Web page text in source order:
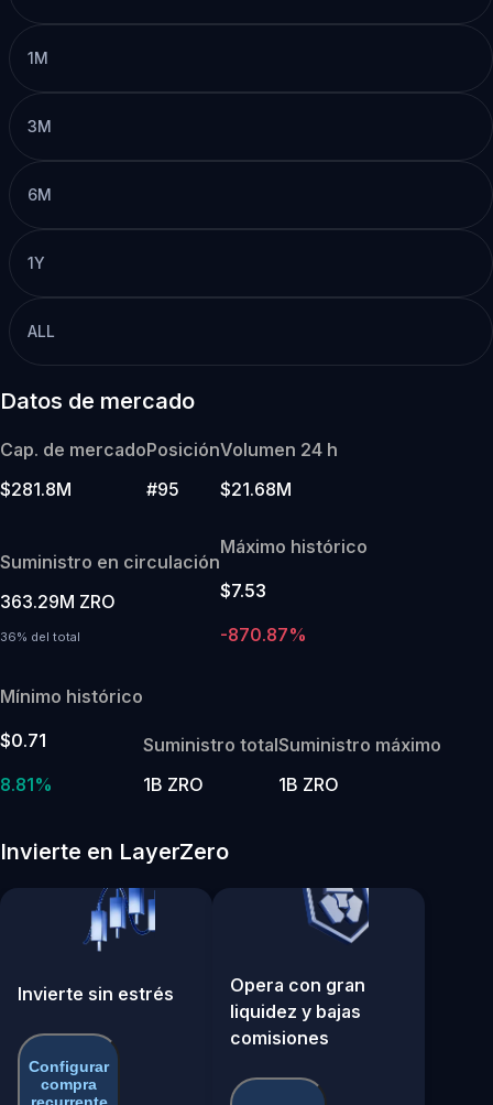
1M
3M
6M
1Y
ALL
Datos de mercado
Cap. de mercado
$281.8M
Posición
#95
Volumen 24 h
$21.68M
Suministro en circulación
363.29M ZRO
36% del total
Máximo histórico
$7.53
-870.87%
Mínimo histórico
$0.71
8.81%
Suministro total
1B ZRO
Suministro máximo
1B ZRO
Invierte en LayerZero
Invierte sin estrés
Configurar
compra
recurrente
Opera con gran
liquidez y bajas
comisiones